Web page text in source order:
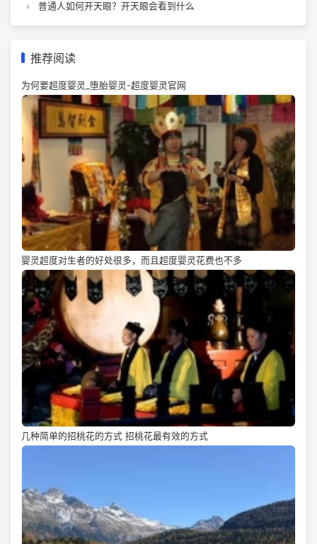
普通人如何开天眼？开天眼会看到什么
推荐阅读
为何要超度婴灵_堕胎婴灵-超度婴灵官网
婴灵超度对生者的好处很多，而且超度婴灵花费也不多
几种简单的招桃花的方式 招桃花最有效的方式